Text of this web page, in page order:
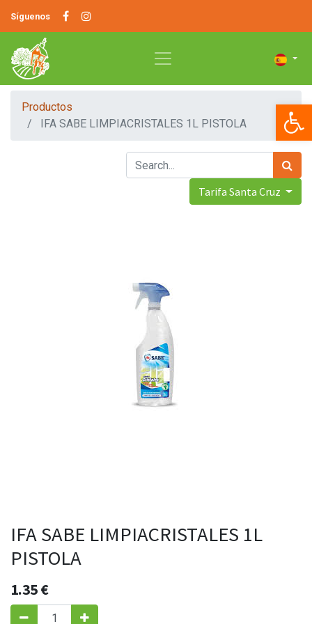
Síguenos
Productos
IFA SABE LIMPIACRISTALES 1L PISTOLA
Tarifa Santa Cruz
IFA SABE LIMPIACRISTALES 1L
PISTOLA
1.35€